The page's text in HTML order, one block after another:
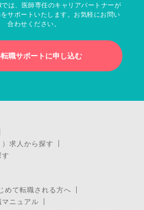
は、医師専任のキャリアパートナーが
サポートいたします。お気軽にお問い
合わせください。
職サポートに申し込む
求人から探す
めて転職される方へ
ニュアル